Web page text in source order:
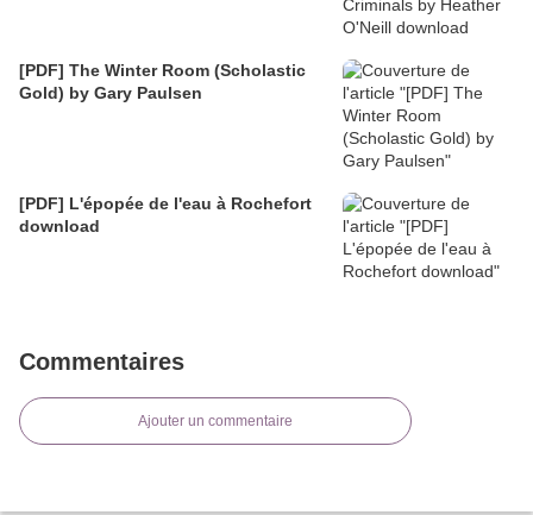
[PDF] The Winter Room (Scholastic
Gold) by Gary Paulsen
[PDF] L'épopée de l'eau à Rochefort
download
Commentaires
Ajouter un commentaire